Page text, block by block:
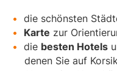
die schönsten
Karte zur
die besten Hotels
denen Sie auf